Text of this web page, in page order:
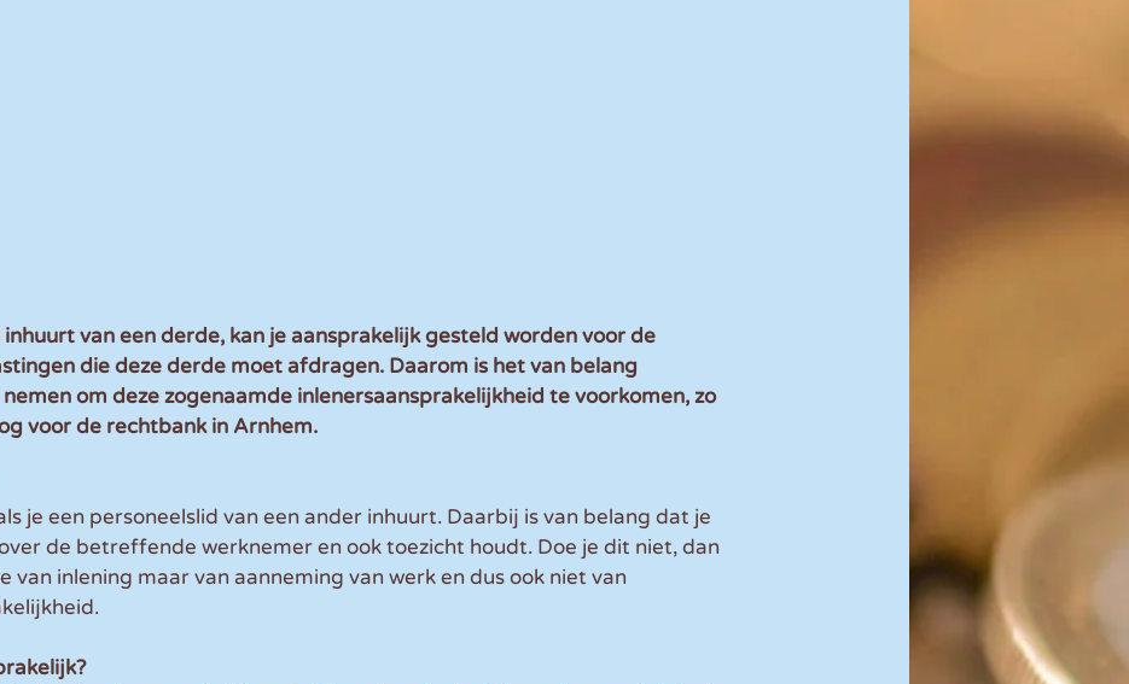
inhuurt van een derde, kan je aansprakelijk gesteld worden voor de
die deze derde moet afdragen. Daarom is het van belang
om deze zogenaamde inlenersaansprakelijkheid te voorkomen, zo
voor de rechtbank in Arnhem.
je een personeelslid van een ander inhuurt. Daarbij is van belang dat je
de betreffende werknemer en ook toezicht houdt. Doe je dit niet, dan
van inlening maar van aanneming van werk en dus ook niet van